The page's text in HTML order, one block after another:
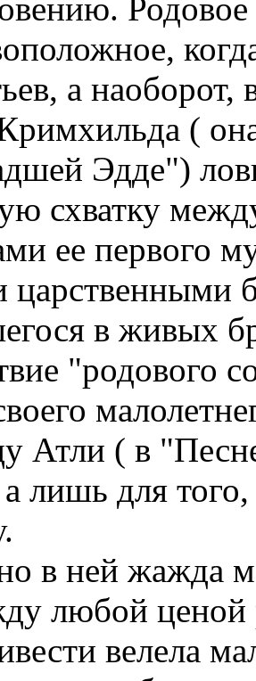
Родовое
а наоборот,
(
Эдде")
схватку
ее первого
царственными
в живых
"родового
Атли ( в
лишь для
в ней жажда
любой ценой
велела